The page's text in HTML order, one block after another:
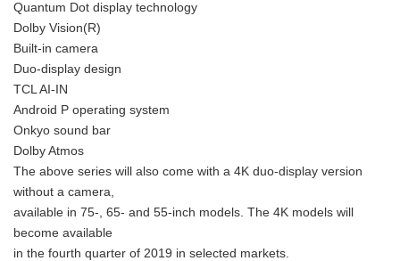
Quantum Dot display technology
Dolby Vision(R)
Built-in camera
Duo-display design
TCL AI-IN
Android P operating system
Onkyo sound bar
Dolby Atmos
The above series will also come with a 4K duo-display version
without a camera,
available in 75-, 65- and 55-inch models. The 4K models will
become available
in the fourth quarter of 2019 in selected markets.